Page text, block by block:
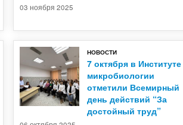
03 ноября 2025
НОВОСТИ
7 октября в Институте
микробиологии
отметили Всемирный
день действий “За
достойный труд”